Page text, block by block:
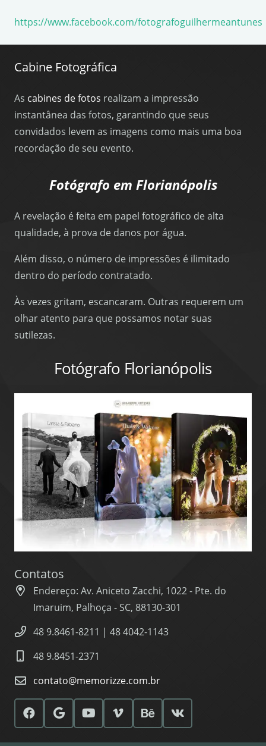
https://www.facebook.com/fotografoguilhermeantunes
Cabine Fotográfica
As cabines de fotos realizam a impressão
instantânea das fotos, garantindo que seus
convidados levem as imagens como mais uma boa
recordação de seu evento.
Fotógrafo em Florianópolis
A revelação é feita em papel fotográfico de alta
qualidade, à prova de danos por água.
Além disso, o número de impressões é ilimitado
dentro do período contratado.
Às vezes gritam, escancaram. Outras requerem um
olhar atento para que possamos notar suas
sutilezas.
Fotógrafo Florianópolis
Contatos
Endereço: Av. Aniceto Zacchi, 1022 - Pte. do
Imaruim, Palhoça - SC, 88130-301
48 9.8461-8211 | 48 4042-1143
48 9.8451-2371
contato@memorizze.com.br